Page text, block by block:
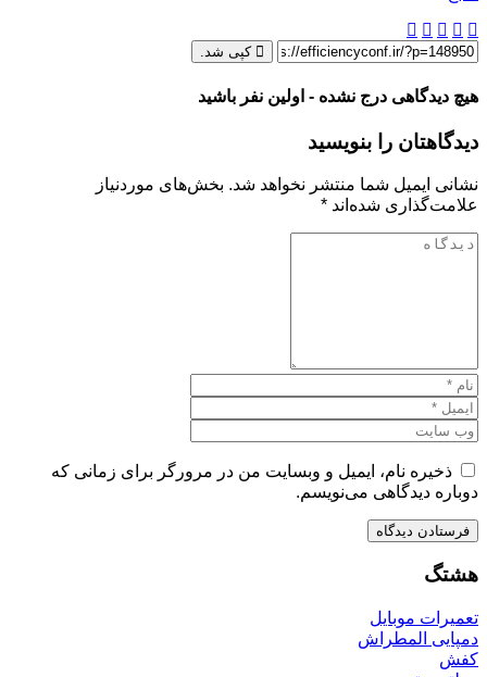
کپی شد.
هیچ دیدگاهی درج نشده - اولین نفر باشید
دیدگاهتان را بنویسید
نشانی ایمیل شما منتشر نخواهد شد. بخش‌های موردنیاز
علامت‌گذاری شده‌اند *
ذخیره نام، ایمیل و وبسایت من در مرورگر برای زمانی که
دوباره دیدگاهی می‌نویسم.
هشتگ
تعمیرات موبایل
دمپایی المطراش
کفش